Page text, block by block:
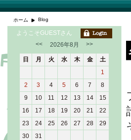
ホーム Blog
ようこそGUESTさん
<<
2026年8月 >>
日 月 火 水 木 金
土
1
2
3 4 5 6 7
8
9
10 11 12 13 14
15
16
17 18 19 20 21
22
23
24 25 26 27 28
29
30
31